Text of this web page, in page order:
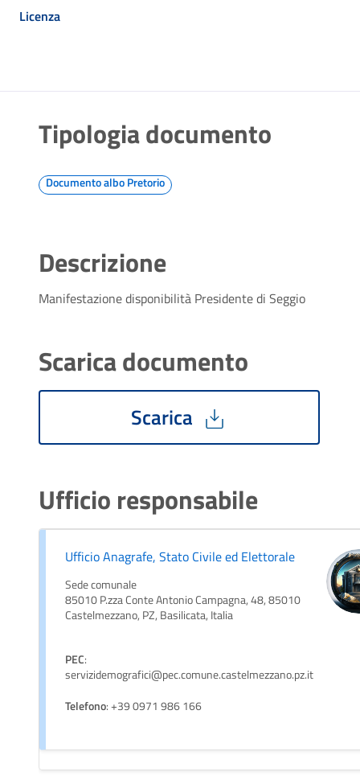
Licenza
Tipologia documento
Documento albo Pretorio
Descrizione
Manifestazione disponibilità Presidente di Seggio
Scarica documento
Scarica
Ufficio responsabile
Ufficio Anagrafe, Stato Civile ed Elettorale
Sede comunale
85010 P.zza Conte Antonio Campagna, 48, 85010
Castelmezzano, PZ, Basilicata, Italia
PEC:
servizidemografici@pec.comune.castelmezzano.pz.it
Telefono: +39 0971 986 166